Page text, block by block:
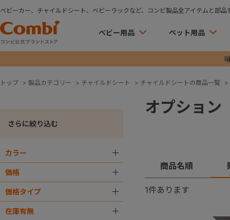
ベビーカー、チャイルドシート、ベビーラックなど、コンビ製品全アイテムと部品
ベビー用品 ペット用品
トップ > 製品カテゴリー > チャイルドシート > チャイルドシートの商品一覧 >
さらに絞り込む
カラー
価格
価格タイプ
在庫有無
オプション
商品名順
1件あります